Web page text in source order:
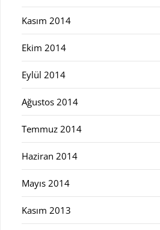
Kasım 2014
Ekim 2014
Eylül 2014
Ağustos 2014
Temmuz 2014
Haziran 2014
Mayıs 2014
Kasım 2013